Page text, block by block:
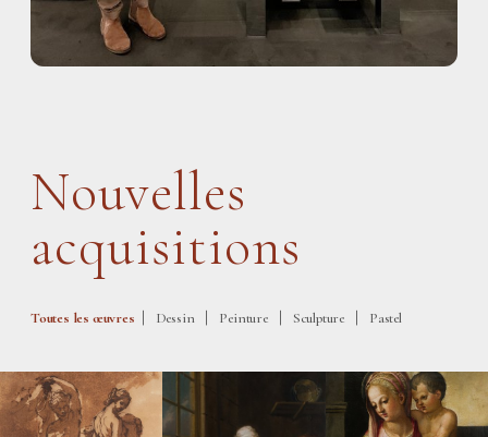
Nouvelles
acquisitions
Toutes les œuvres | Dessin | Peinture | Sculpture | Pastel